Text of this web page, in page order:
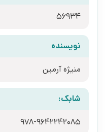
56934
نویسنده
منیژه آرمین
شابک:
‫‭978-9642242085‬‬‬